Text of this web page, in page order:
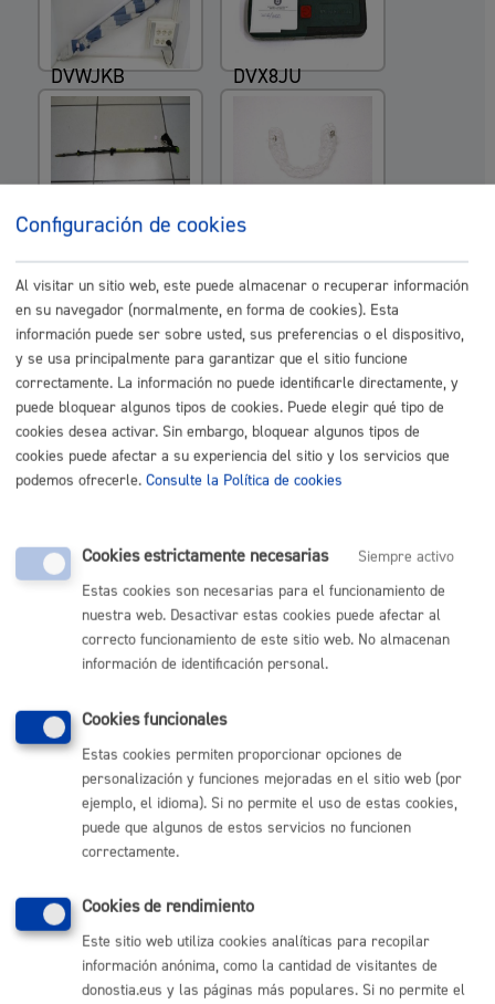
DVWJKB DVX8JU
DVY9LK DVY9PB
DVY9Q4 DW2A94
DWBFJ2 DWD9HS
DWH8NV DWLGP8
DWPAFK DWQD2W
¿Dónde y cómo recoger los objetos perdidos?
Para recoger cualquier objeto y/o documento deberá
Pasos a seguir
Volver
Configuración de cookies
Al visitar un sitio web, este puede almacenar o recuperar información
en su navegador (normalmente, en forma de cookies). Esta
información puede ser sobre usted, sus preferencias o el dispositivo,
y se usa principalmente para garantizar que el sitio funcione
correctamente. La información no puede identificarle directamente, y
puede bloquear algunos tipos de cookies. Puede elegir qué tipo de
cookies desea activar. Sin embargo, bloquear algunos tipos de
cookies puede afectar a su experiencia del sitio y los servicios que
podemos ofrecerle. Consulte la Política de cookies
Cookies estrictamente necesarias
Siempre activo
Estas cookies son necesarias para el funcionamiento de
nuestra web. Desactivar estas cookies puede afectar al
correcto funcionamiento de este sitio web. No almacenan
información de identificación personal.
Cookies funcionales
Estas cookies permiten proporcionar opciones de
personalización y funciones mejoradas en el sitio web (por
ejemplo, el idioma). Si no permite el uso de estas cookies,
puede que algunos de estos servicios no funcionen
correctamente.
Cookies de rendimiento
Este sitio web utiliza cookies analíticas para recopilar
información anónima, como la cantidad de visitantes de
donostia.eus y las páginas más populares. Si no permite el